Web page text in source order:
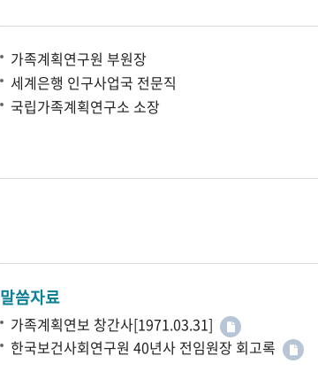
가족계획연구원 부원장
세계은행 인구사업국 전문직
국립가족계획연구소 소장
말씀자료
가족계획연보 창간사[1971.03.31]
한국보건사회연구원 40년사 전임원장 회고록